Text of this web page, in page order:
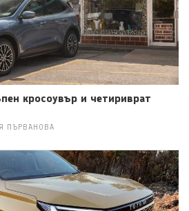
кросоувър и четириврат
ПЪРВАНОВА